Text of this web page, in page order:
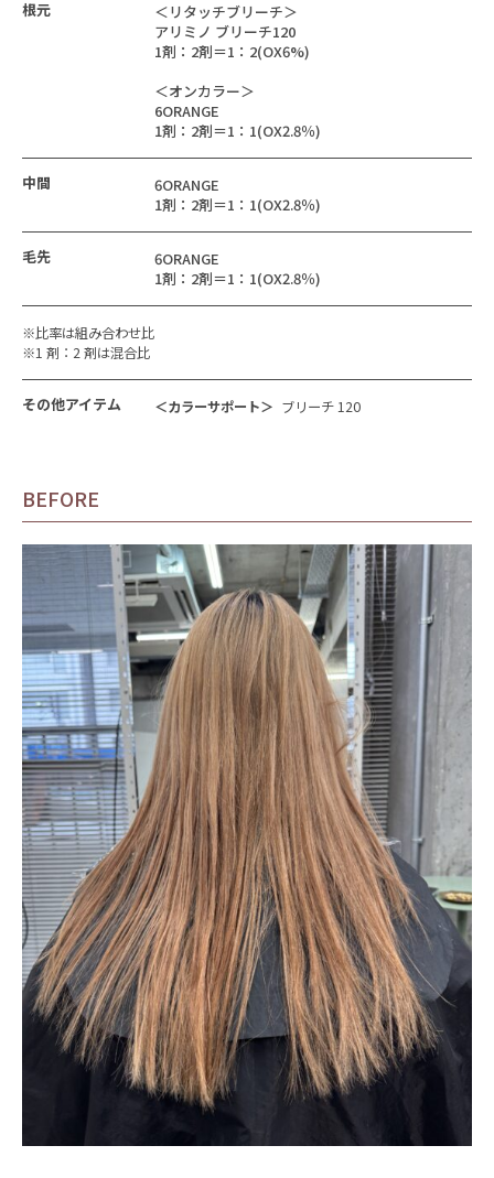
根元
＜リタッチブリーチ＞
アリミノ ブリーチ120
1剤：2剤＝1：2(OX6%)
＜オンカラー＞
6ORANGE
1剤：2剤＝1：1(OX2.8％)
中間
6ORANGE
1剤：2剤＝1：1(OX2.8％)
毛先
6ORANGE
1剤：2剤＝1：1(OX2.8％)
※比率は組み合わせ比
※1 剤：2 剤は混合比
その他アイテム ＜カラーサポート＞ ブリーチ 120
BEFORE